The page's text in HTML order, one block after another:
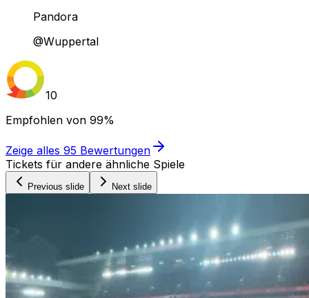
Pandora
@Wuppertal
10
Empfohlen von 99%
Zeige alles 95 Bewertungen
Tickets für andere ähnliche Spiele
Previous slide Next slide